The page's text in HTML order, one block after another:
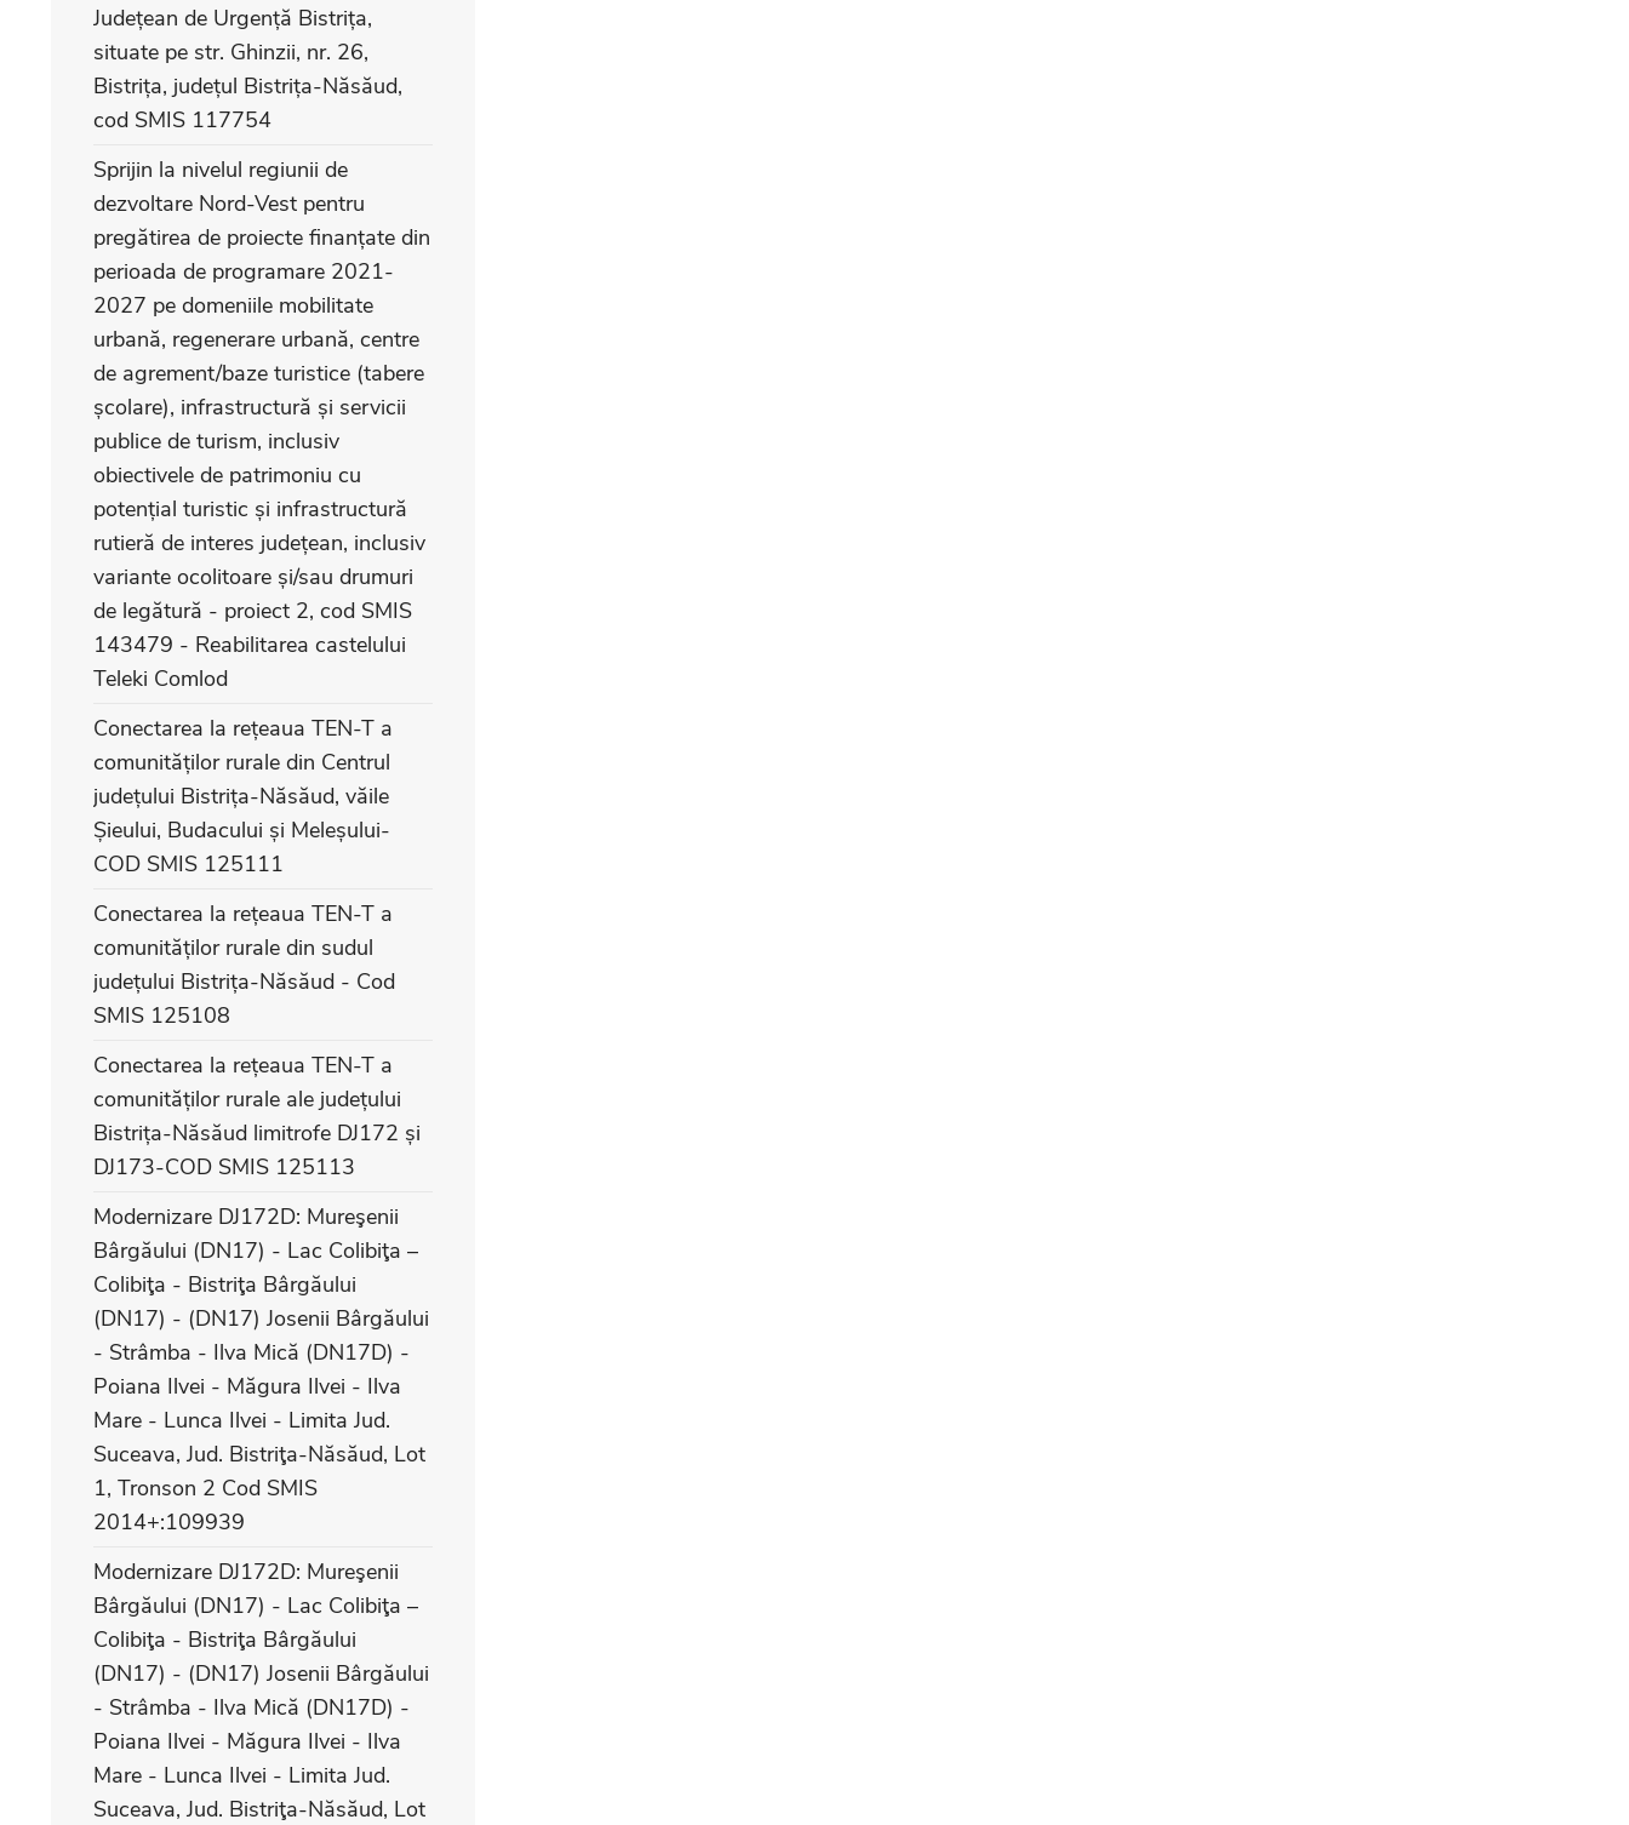
Județean de Urgență Bistrița,
situate pe str. Ghinzii, nr. 26,
Bistrița, județul Bistrița-Năsăud,
cod SMIS 117754
Sprijin la nivelul regiunii de
dezvoltare Nord-Vest pentru
pregătirea de proiecte finanțate din
perioada de programare 2021-
2027 pe domeniile mobilitate
urbană, regenerare urbană, centre
de agrement/baze turistice (tabere
școlare), infrastructură și servicii
publice de turism, inclusiv
obiectivele de patrimoniu cu
potențial turistic și infrastructură
rutieră de interes județean, inclusiv
variante ocolitoare și/sau drumuri
de legătură - proiect 2, cod SMIS
143479 - Reabilitarea castelului
Teleki Comlod
Conectarea la rețeaua TEN-T a
comunităților rurale din Centrul
județului Bistrița-Năsăud, văile
Șieului, Budacului și Meleșului-
COD SMIS 125111
Conectarea la rețeaua TEN-T a
comunităților rurale din sudul
județului Bistrița-Năsăud - Cod
SMIS 125108
Conectarea la rețeaua TEN-T a
comunităților rurale ale județului
Bistrița-Năsăud limitrofe DJ172 și
DJ173-COD SMIS 125113
Modernizare DJ172D: Mureşenii
Bârgăului (DN17) - Lac Colibiţa –
Colibiţa - Bistriţa Bârgăului
(DN17) - (DN17) Josenii Bârgăului
- Strâmba - Ilva Mică (DN17D) -
Poiana Ilvei - Măgura Ilvei - Ilva
Mare - Lunca Ilvei - Limita Jud.
Suceava, Jud. Bistriţa-Năsăud, Lot
1, Tronson 2 Cod SMIS
2014+:109939
Modernizare DJ172D: Mureşenii
Bârgăului (DN17) - Lac Colibiţa –
Colibiţa - Bistriţa Bârgăului
(DN17) - (DN17) Josenii Bârgăului
- Strâmba - Ilva Mică (DN17D) -
Poiana Ilvei - Măgura Ilvei - Ilva
Mare - Lunca Ilvei - Limita Jud.
Suceava, Jud. Bistriţa-Năsăud, Lot